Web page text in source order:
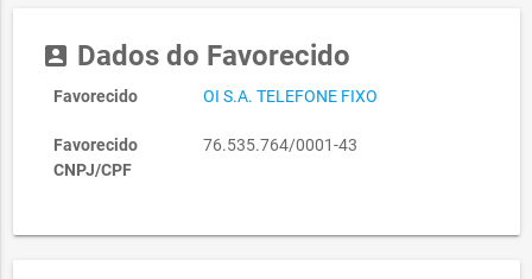
account_box Dados do Favorecido
Favorecido OI S.A. TELEFONE FIXO
Favorecido
CNPJ/CPF
76.535.764/0001-43